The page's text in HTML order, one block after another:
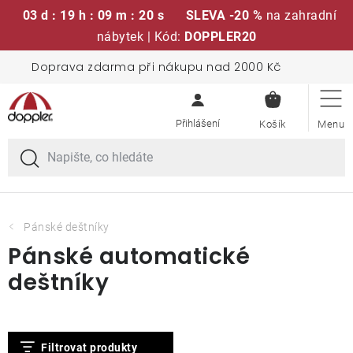
03 d : 19 h : 09 m : 20 s SLEVA -20 % na zahradní
nábytek | Kód: DOPPLER20
obsah
Doprava zdarma při nákupu nad 2000 Kč
KOŠÍK
Sedací soupravy
Slunečníky
Křesla a židle
Stoly
Pánské deštníky
Pánské automatické
deštníky
Filtrovat produkty
V